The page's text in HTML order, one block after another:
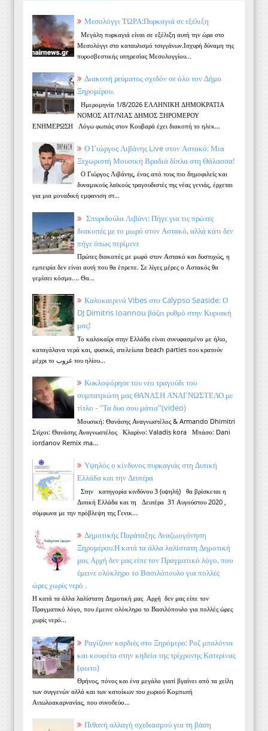
Μεσολόγγι ΤΩΡΑ:Πυρκαγιά σε εξέλιξη
Μεγάλη πυρκαγιά είναι σε εξέλιξη αυτή την ώρα στο
Μεσολόγγι στο καταυλισμό τσιγγάνων.Ισχυρή δύναμη της
πυροσβεστικής υπηρεσίας Μεσολογγίου...
Διακοπή ρεύματος σχεδόν σε όλο τον Δήμο
Ξηρομέρου.
Ημερομηνία 1/8/2026 ΕΛΛΗΝΙΚΗ ΔΗΜΟΚΡΑΤΙΑ
ΝΟΜΟΣ ΑΙΤ/ΝΙΑΣ ΔΗΜΟΣ ΞΗΡΟΜΕΡΟΥ
ΕΝΗΜΕΡΩΣΗ Λόγω φωτιάς στον Κουβαρά έχει διακοπή το ηλεκ...
Ο Γιώργος Λιβάνης Live στον Αστακό: Μια
Ξεχωριστή Μουσική Βραδιά δίπλα στη Θάλασσα!
Ο Γιώργος Λιβάνης, ένας από τους πιο δημοφιλείς και
δυναμικούς λαϊκούς τραγουδιστές της νέας γενιάς, έρχεται
για μια μοναδική εμφανιση στ...
Σπυριδούλα Λιβάνι: Πήγε για τις πρώτες
διακοπές με το μωρό στον Αστακό, αλλά κάτι δεν
πήγε όπως περίμενε
Πρώτες διακοπές με μωρό στον Αστακό και δυστυχώς, η
εμπειρία δεν είναι αυτή που θα έπρεπε. Σε λίγες μέρες ο Αστακός θα
γεμίσει κόσμο.... Θα...
Καλοκαιρινά Vibes στο Calypso Seaside: Ο
DJ Dimitris Ioannou βάζει ρυθμό στην Κυριακή
μας!
Το καλοκαίρι στην Ελλάδα είναι συνυφασμένο με ήλιο,
καταγάλανα νερά και, φυσικά, ατελείωτα beach parties που κρατούν
μέχρι το غروب του ηλίου...
Κυκλοφόρησε του νέο τραγούδι του
συμπατριώτη μας ΘΑΝΑΣΗ ΑΝΑΓΝΩΣΤΕΛΟ με
τίτλο - ''Τα δυο σου μάτια''(video)
Μουσική: Θανάσης Αναγνωστέλος & Armando Dhimitri
Στίχοι: Θανάσης Αναγνωστέλος Κλαρίνο: Valadis kora Μπάσο: Dani
iordanov Remix ma...
Υψηλός ο κίνδυνος πυρκαγιάς στη Δυτική
Ελλάδα και την Δευτέρα
Στην κατηγορία κινδύνου 3 (υψηλή) θα βρίσκεται η
Δυτική Ελλάδα και τη Δευτέρα 31 Αυγούστου 2020 ,
σύμφωνα με την πρόβλεψη της Γενικ...
Δημοτικής Παράταξης Αναζωογόνηση
Ξηρομέρου:Η κατά τα άλλα λαλίστατη Δημοτική
μας Αρχή δεν μας είπε τον Πραγματικό λόγο, που
έμεινε ολόκληρο το Βασιλόπουλο για πολλές
ώρες χωρίς νερό .
Η κατά τα άλλα λαλίστατη Δημοτική μας Αρχή δεν μας είπε τον
Πραγματικό λόγο, που έμεινε ολόκληρο το Βασιλόπουλο για πολλές ώρες
χωρίς νερό...
Ραγίζουν καρδιές στο Ξηρόμερο: Ροζ μπαλόνια
και κουφέτα στην κηδεία της τρίχρονης Κατερίνας
(φωτο)
Θρήνος, πόνος και ένα μεγάλο γιατί βγαίνει από τα χείλη
των συγγενών αλλά και των κατοίκων του χωριού Κομπωτή
Αιτωλοακαρνανίας, που συνοδεύο...
Πιθανή αλλαγή σχεδιασμού για τη βάση